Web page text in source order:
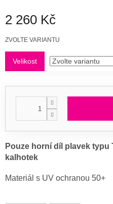
2 260 Kč
Měrná
ZVOLTE VARIANTU
Velikost
Pouze horní díl plavek typu
kalhotek
Materiál s UV ochranou 50+